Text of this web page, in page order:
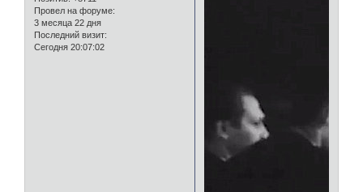
Провел на форуме:
3 месяца 22 дня
Последний визит:
Сегодня 20:07:02